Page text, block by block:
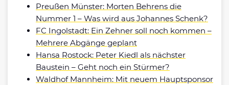
Preußen Münster: Morten Behrens die
Nummer 1 – Was wird aus Johannes Schenk?
FC Ingolstadt: Ein Zehner soll noch kommen –
Mehrere Abgänge geplant
Hansa Rostock: Peter Kiedl als nächster
Baustein – Geht noch ein Stürmer?
Waldhof Mannheim: Mit neuem Hauptsponsor